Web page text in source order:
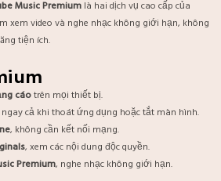
Music Premiumlà hai dịch vụ cao cấp của
xem video và nghe nhạc không giới hạn, không
tiện ích.
cáotrên mọi thiết bị.
cả khi thoát ứng dụng hoặc tắt màn hình.
, không cần kết nối mạng.
, xem các nội dung độc quyền.
Premium, nghe nhạc không giới hạn.